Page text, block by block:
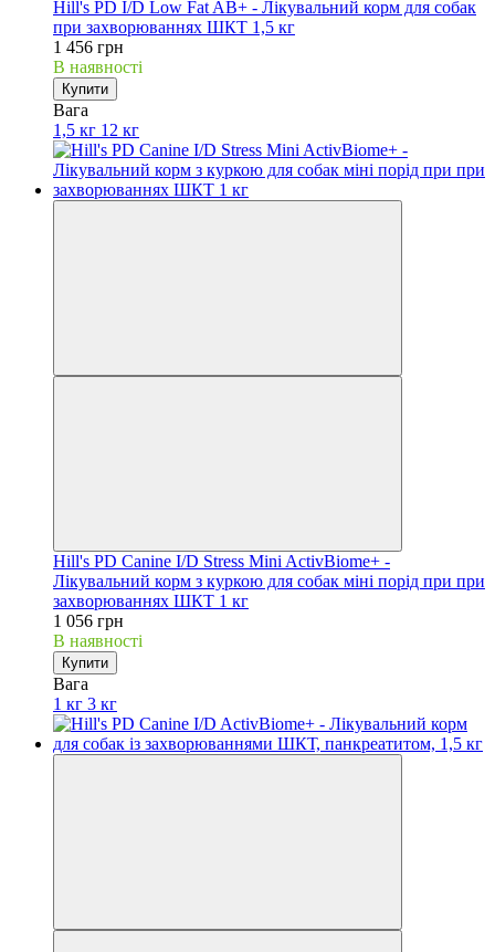
Hill's PD I/D Low Fat AB+ - Лікувальний корм для собак
при захворюваннях ШКТ 1,5 кг
1 456 грн
В наявності
Купити
Вага
1,5 кг 12 кг
Hill's PD Canine I/D Stress Mini ActivBiome+ -
Лікувальний корм з куркою для собак міні порід при при
захворюваннях ШКТ 1 кг
1 056 грн
В наявності
Купити
Вага
1 кг 3 кг